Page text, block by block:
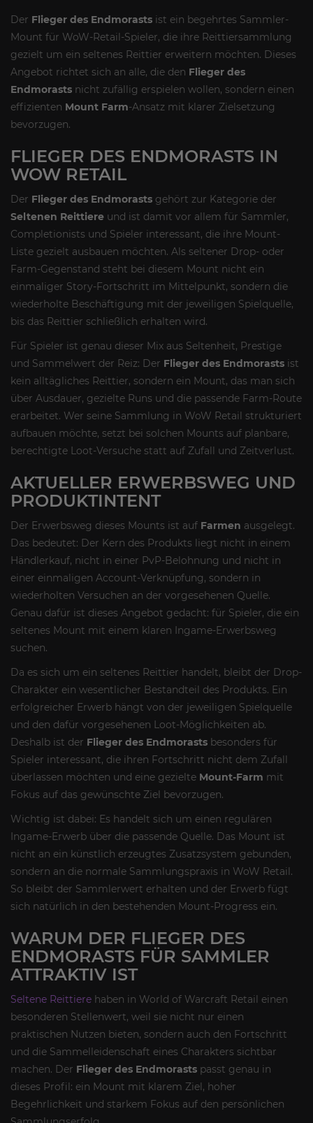
Der Flieger des Endmorasts ist ein begehrtes Sammler-
Mount für WoW-Retail-Spieler, die ihre Reittiersammlung
gezielt um ein seltenes Reittier erweitern möchten. Dieses
Angebot richtet sich an alle, die den Flieger des
Endmorasts nicht zufällig erspielen wollen, sondern einen
effizienten Mount Farm-Ansatz mit klarer Zielsetzung
bevorzugen.
FLIEGER DES ENDMORASTS IN
WOW RETAIL
Der Flieger des Endmorasts gehört zur Kategorie der
Seltenen Reittiere und ist damit vor allem für Sammler,
Completionists und Spieler interessant, die ihre Mount-
Liste gezielt ausbauen möchten. Als seltener Drop- oder
Farm-Gegenstand steht bei diesem Mount nicht ein
einmaliger Story-Fortschritt im Mittelpunkt, sondern die
wiederholte Beschäftigung mit der jeweiligen Spielquelle,
bis das Reittier schließlich erhalten wird.
Für Spieler ist genau dieser Mix aus Seltenheit, Prestige
und Sammelwert der Reiz: Der Flieger des Endmorasts ist
kein alltägliches Reittier, sondern ein Mount, das man sich
über Ausdauer, gezielte Runs und die passende Farm-Route
erarbeitet. Wer seine Sammlung in WoW Retail strukturiert
aufbauen möchte, setzt bei solchen Mounts auf planbare,
berechtigte Loot-Versuche statt auf Zufall und Zeitverlust.
AKTUELLER ERWERBSWEG UND
PRODUKTINTENT
Der Erwerbsweg dieses Mounts ist auf Farmen ausgelegt.
Das bedeutet: Der Kern des Produkts liegt nicht in einem
Händlerkauf, nicht in einer PvP-Belohnung und nicht in
einer einmaligen Account-Verknüpfung, sondern in
wiederholten Versuchen an der vorgesehenen Quelle.
Genau dafür ist dieses Angebot gedacht: für Spieler, die ein
seltenes Mount mit einem klaren Ingame-Erwerbsweg
suchen.
Da es sich um ein seltenes Reittier handelt, bleibt der Drop-
Charakter ein wesentlicher Bestandteil des Produkts. Ein
erfolgreicher Erwerb hängt von der jeweiligen Spielquelle
und den dafür vorgesehenen Loot-Möglichkeiten ab.
Deshalb ist der Flieger des Endmorasts besonders für
Spieler interessant, die ihren Fortschritt nicht dem Zufall
überlassen möchten und eine gezielte Mount-Farm mit
Fokus auf das gewünschte Ziel bevorzugen.
Wichtig ist dabei: Es handelt sich um einen regulären
Ingame-Erwerb über die passende Quelle. Das Mount ist
nicht an ein künstlich erzeugtes Zusatzsystem gebunden,
sondern an die normale Sammlungspraxis in WoW Retail.
So bleibt der Sammlerwert erhalten und der Erwerb fügt
sich natürlich in den bestehenden Mount-Progress ein.
WARUM DER FLIEGER DES
ENDMORASTS FÜR SAMMLER
ATTRAKTIV IST
Seltene Reittiere haben in World of Warcraft Retail einen
besonderen Stellenwert, weil sie nicht nur einen
praktischen Nutzen bieten, sondern auch den Fortschritt
und die Sammelleidenschaft eines Charakters sichtbar
machen. Der Flieger des Endmorasts passt genau in
dieses Profil: ein Mount mit klarem Ziel, hoher
Begehrlichkeit und starkem Fokus auf den persönlichen